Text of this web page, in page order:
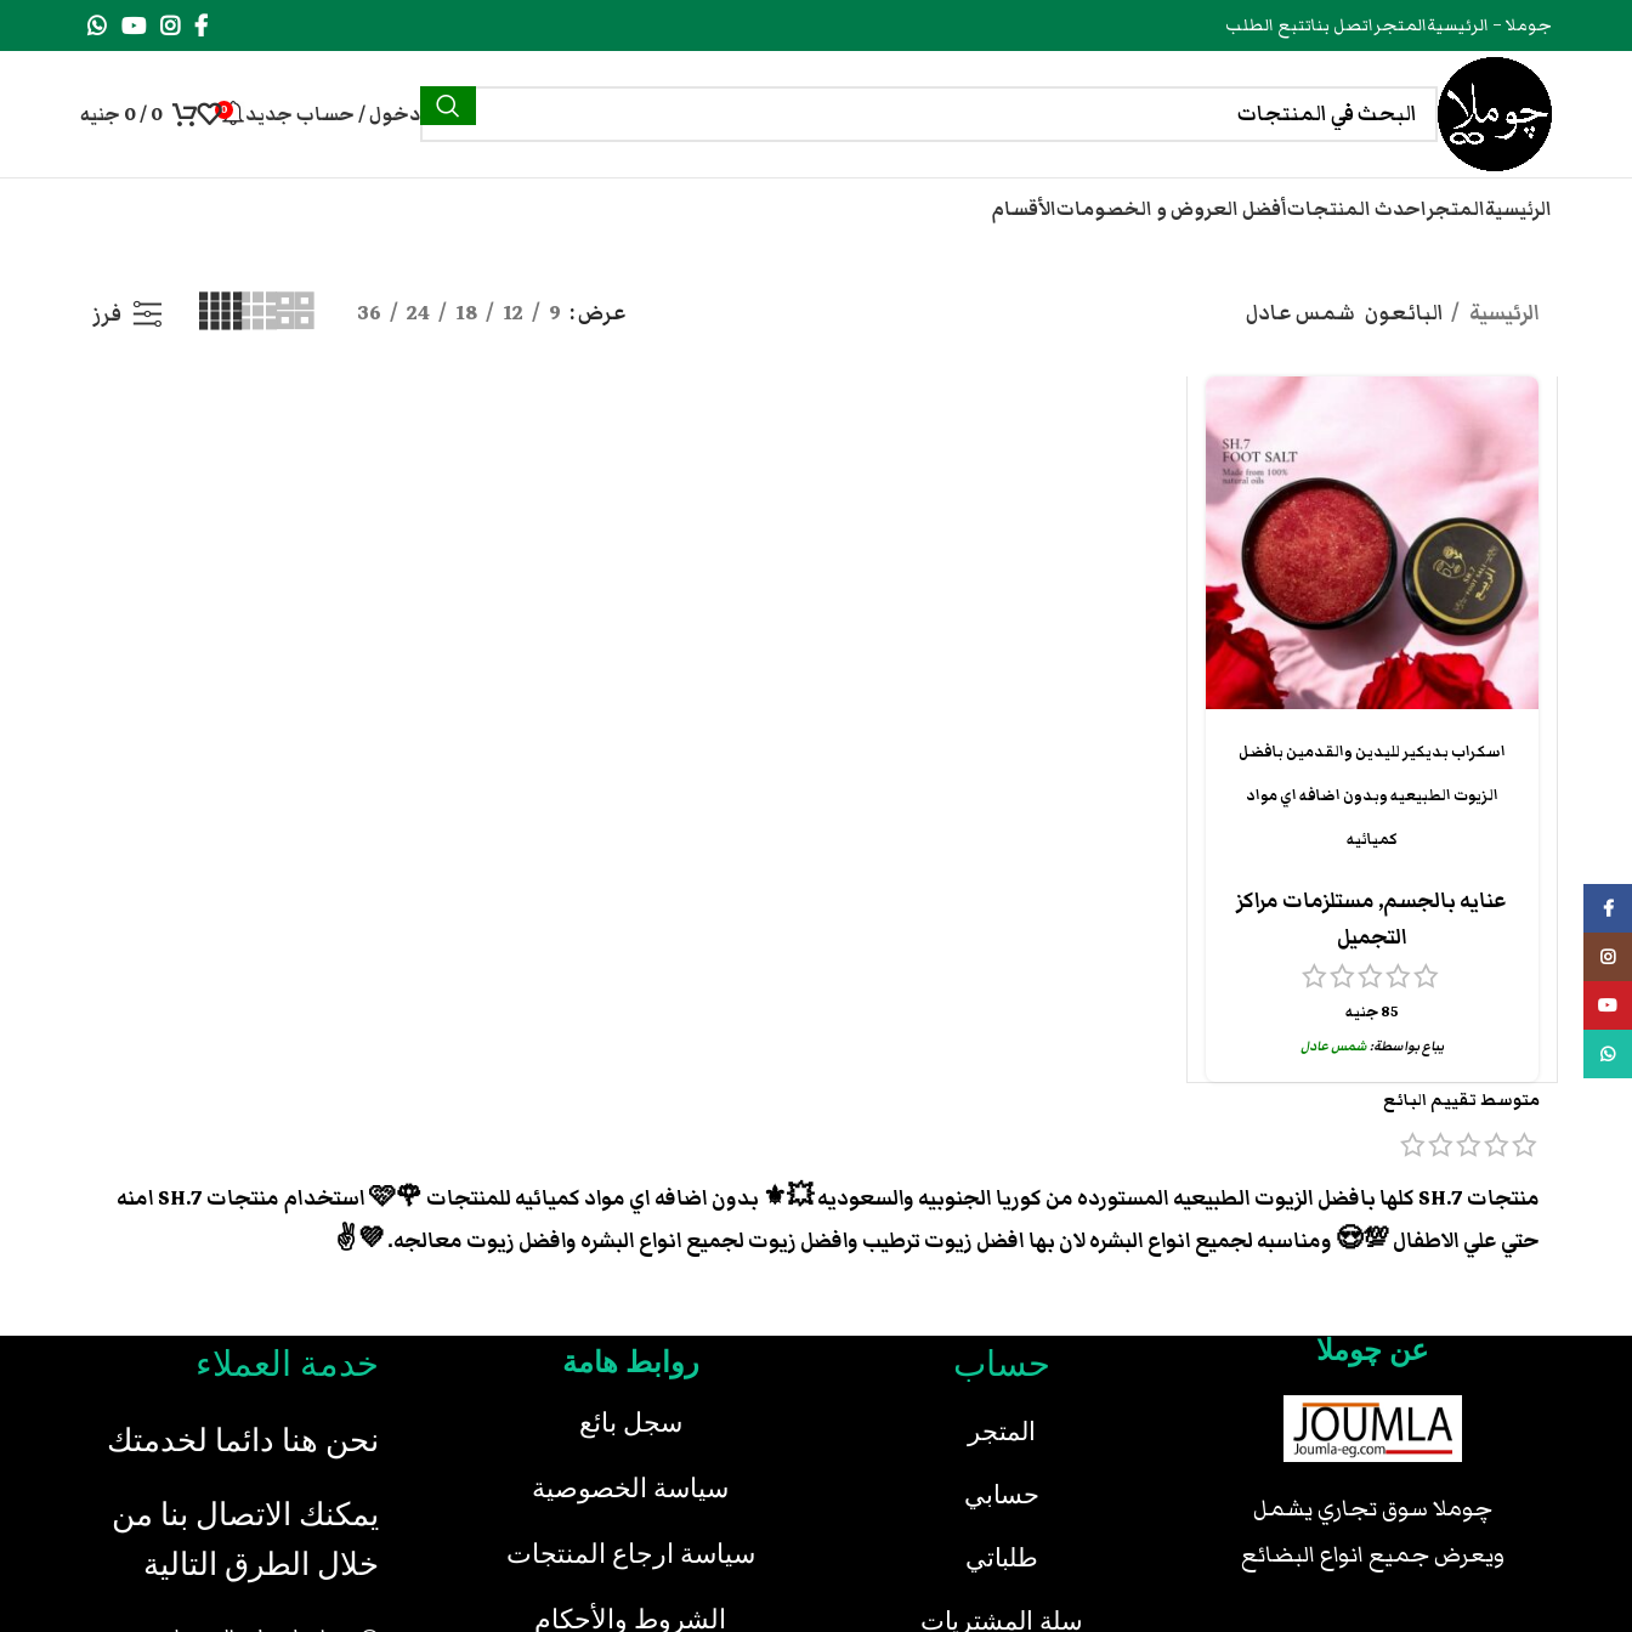
جوملا – الرئيسيةالمتجراتصل بناتتبع الطلب
دخول / حساب جديد 0
0
/
0 جنيه
الرئيسيةالمتجراحدث المنتجاتأفضل العروض و الخصوماتالأقسام
الرئيسية البائعون شمس عادل عرض 9
12
18
24
36 فرز
اسكراب بديكير لليدين والقدمين بافضل
الزيوت الطبيعيه وبدون اضافه اي مواد
كميائيه
عنايه بالجسم,مستلزمات مراكز
التجميل
85جنيه
يباع بواسطة:شمس عادل
متوسط تقييم البائع
منتجات SH.7 كلها بافضل الزيوت الطبيعيه المستورده من كوريا الجنوبيه والسعوديه 💥⚜️ بدون اضافه اي مواد كميائيه للمنتجات 🌹🩷 استخدام منتجات SH.7 امنه
حتي علي الاطفال 💯😍 ومناسبه لجميع انواع البشره لان بها افضل زيوت ترطيب وافضل زيوت لجميع انواع البشره وافضل زيوت معالجه. 💜✌️
عن چوملا
چوملا سوق تجاري يشمل
ويعرض جميع انواع البضائع
حساب
المتجر
حسابي
طلباتي
سلة المشتريات
روابط هامة
سجل بائع
سياسة الخصوصية
سياسة ارجاع المنتجات
الشروط والأحكام
خدمة العملاء
نحن هنا دائما لخدمتك
يمكنك الاتصال بنا من
خلال الطرق التالية